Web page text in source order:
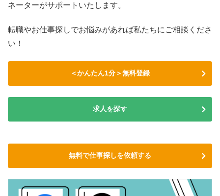
ネーターがサポートいたします。
転職やお仕事探しでお悩みがあれば私たちにご相談くださ
い！
＜かんたん1分＞無料登録
求人を探す
無料で仕事探しを依頼する